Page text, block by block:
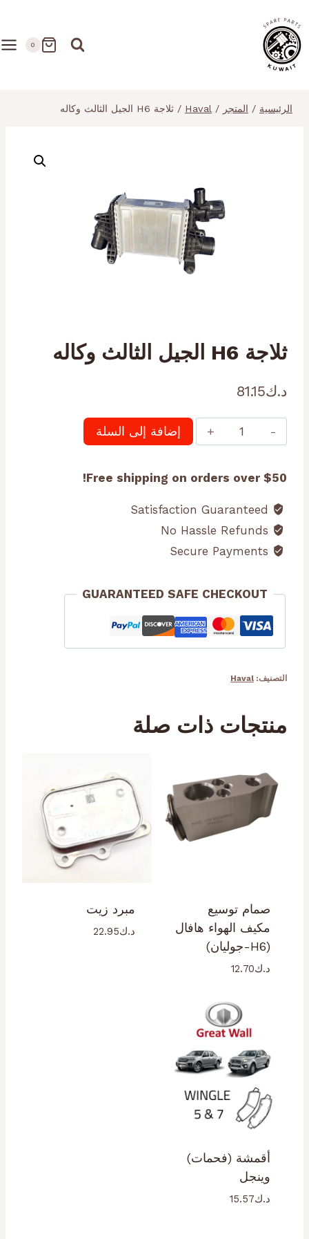
إلى
المحتوى
0
الرئيسية / المتجر /
Haval
/ ثلاجة H6 الجيل الثالث وكاله
ثلاجة H6 الجيل الثالث وكاله
د.ك81.15
كمية
ثلاجة
الجيل
إضافة إلى السلة
Free shipping on orders over $50!
GUARANTEED SAFE CHECKOUT
التصنيف: Haval
منتجات ذات صلة
صمام توسيع
مكيف الهواء هافال
(H6-جوليان)
د.ك12.70
مبرد زيت
د.ك22.95
أقمشة (فحمات)
وينجل
د.ك15.57